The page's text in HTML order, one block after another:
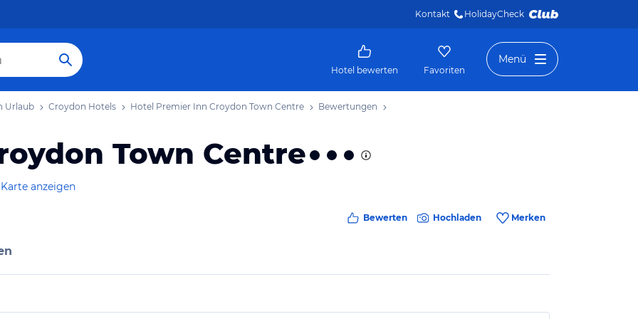
Kontakt HolidayCheck
Hotel bewerten Favoriten
Menü
Urlaub Croydon Hotels Hotel Premier Inn Croydon Town Centre Bewertungen
Town Centre
anzeigen
Bewerten Hochladen Merken